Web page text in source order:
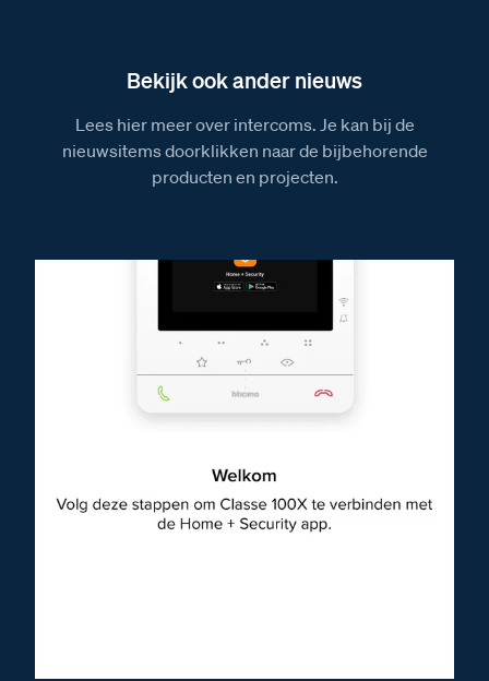
Bekijk ook ander nieuws
Lees hier meer over intercoms. Je kan bij de
nieuwsitems doorklikken naar de bijbehorende
producten en projecten.